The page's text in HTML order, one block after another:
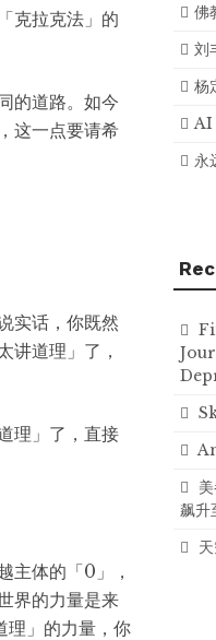
克拉克法」的
的道路。如今
这一点要请希
实话，你既然
讲道理」了，
理」了，直接
主体的「0」，
界的力量是来
理」的力量，你
佛
刘
杨
AI
永
飙升